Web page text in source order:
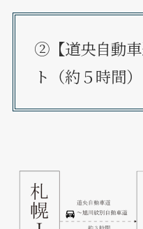
②【道央自動
ト（約５時間）